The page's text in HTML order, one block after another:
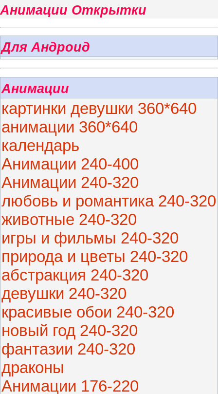
Анимации Открытки
Для Андроид
Анимации
картинки девушки 360*640
анимации 360*640
календарь
Анимации 240-400
Анимации 240-320
любовь и романтика 240-320
животные 240-320
игры и фильмы 240-320
природа и цветы 240-320
абстракция 240-320
девушки 240-320
красивые обои 240-320
новый год 240-320
фантазии 240-320
драконы
Анимации 176-220